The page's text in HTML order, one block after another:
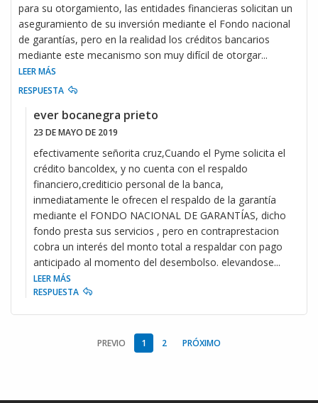
para su otorgamiento, las entidades financieras solicitan un
aseguramiento de su inversión mediante el Fondo nacional
de garantías, pero en la realidad los créditos bancarios
mediante este mecanismo son muy difícil de otorgar...
LEER MÁS
RESPUESTA
ever bocanegra prieto
23 DE MAYO DE 2019
efectivamente señorita cruz,Cuando el Pyme solicita el
crédito bancoldex, y no cuenta con el respaldo
financiero,crediticio personal de la banca,
inmediatamente le ofrecen el respaldo de la garantía
mediante el FONDO NACIONAL DE GARANTÍAS, dicho
fondo presta sus servicios , pero en contraprestacion
cobra un interés del monto total a respaldar con pago
anticipado al momento del desembolso. elevandose...
LEER MÁS
RESPUESTA
PREVIO 1 2 PRÓXIMO